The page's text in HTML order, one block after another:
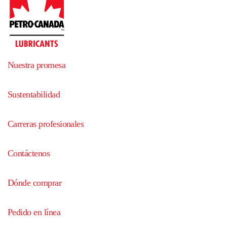
Nuestra promesa
Sustentabilidad
Carreras profesionales
Contáctenos
Dónde comprar
Pedido en línea